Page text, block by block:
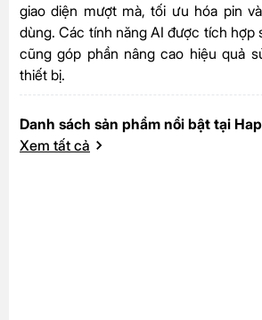
giao diện mượt mà, tối ưu hóa pin
dùng. Các tính năng AI được tích hợp
cũng góp phần nâng cao hiệu quả
thiết bị.
Danh sách sản phẩm nổi bật tại
Xem tất cả